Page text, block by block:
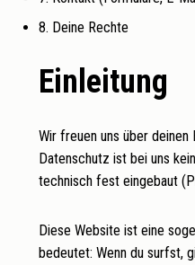
8. Deine Rechte
Einleitung
Wir freuen uns über
Datenschutz ist bei uns
technisch fest eingebaut
Diese Website ist eine
bedeutet: Wenn du surfst,